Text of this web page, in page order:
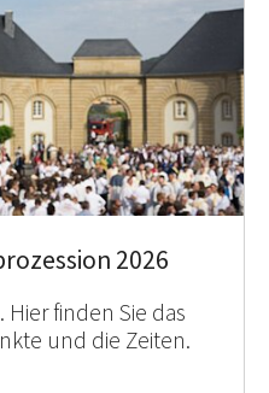
2026
Hier finden Sie das
und die Zeiten.